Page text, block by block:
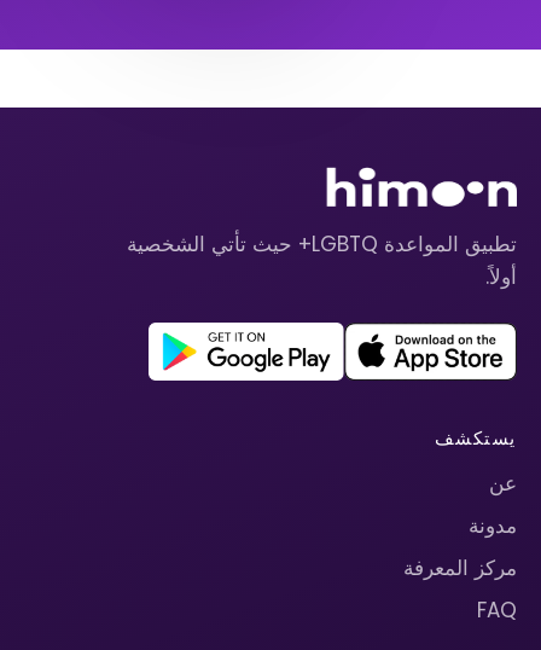
تطبيق المواعدة LGBTQ+ حيث تأتي الشخصية
أولاً.
يستكشف
عن
مدونة
مركز المعرفة
FAQ